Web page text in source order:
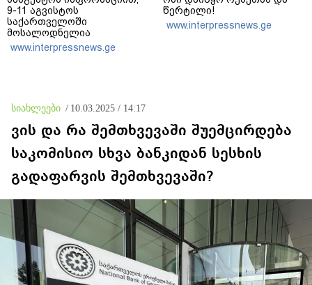
9-11 აგვისტოს
საქართველოში
მოსალოდნელია
დროგამოშვებით წვიმა
www.interpressnews.ge
წერტილი!
www.interpressnews.ge
სიახლეები / 10.03.2025 / 14:17
ვის და რა შემთხვევაში შუემცირდება
საკომისიო სხვა ბანკიდან სესხის
გადაფარვის შემთხვევაში?